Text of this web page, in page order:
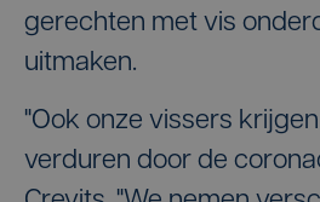
gerechten met vis
uitmaken.
"Ook onze vissers
verduren door de